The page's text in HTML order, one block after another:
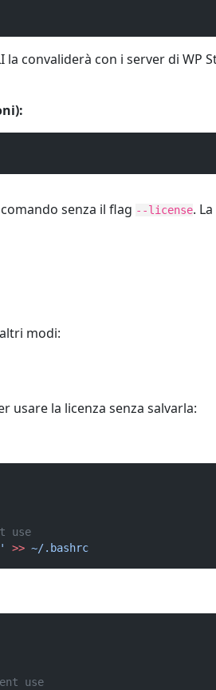
convaliderà con i server di WP
senza il flag --license.
modi:
usare la licenza senza salvarla:
use
>> ~/.bashrc
use